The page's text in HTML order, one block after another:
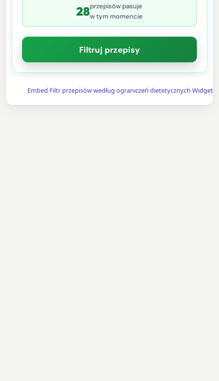
28przepisów pasuje
w tym momencie
Filtruj przepisy
Embed Filtr przepisów według ograniczeń dietetycznych Widget